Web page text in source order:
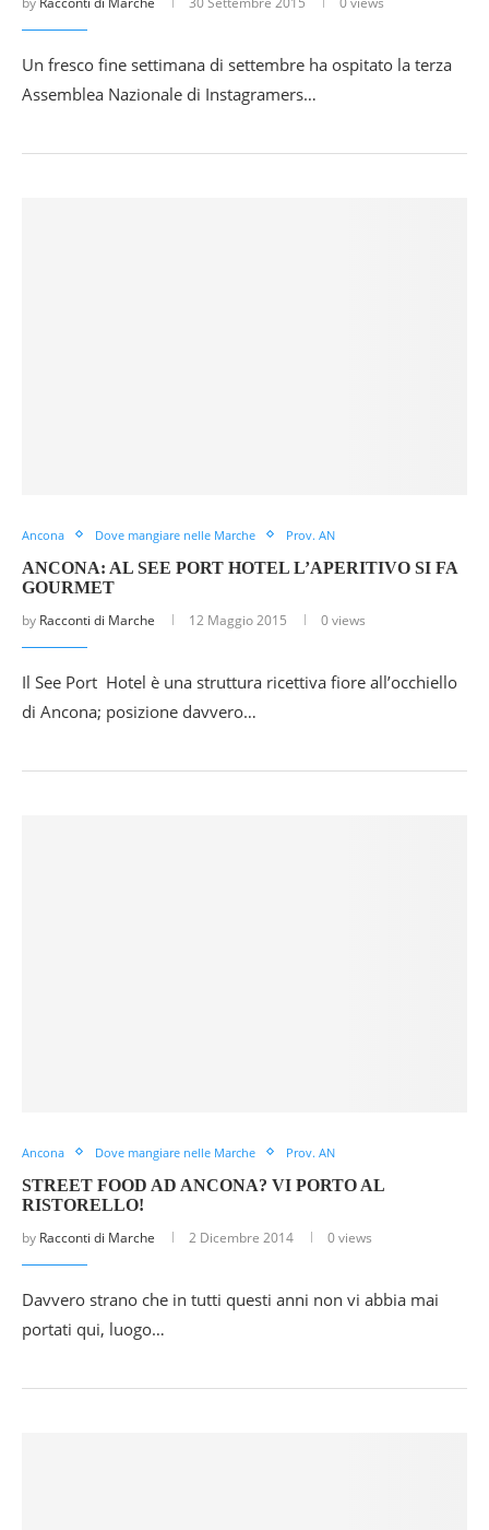
Un fresco fine settimana di settembre ha ospitato la terza
Assemblea Nazionale di Instagramers…
Ancona Dove mangiare nelle Marche Prov. AN
ANCONA: AL SEE PORT HOTEL L’APERITIVO SI FA
GOURMET
by Racconti di Marche 12 Maggio 2015 0 views
Il See Port Hotel è una struttura ricettiva fiore all’occhiello
di Ancona; posizione davvero…
Ancona Dove mangiare nelle Marche Prov. AN
STREET FOOD AD ANCONA? VI PORTO AL
RISTORELLO!
by Racconti di Marche 2 Dicembre 2014 0 views
Davvero strano che in tutti questi anni non vi abbia mai
portati qui, luogo…